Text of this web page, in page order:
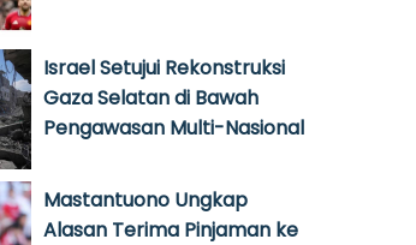
Israel Setujui Rekonstruksi
Gaza Selatan di Bawah
Pengawasan Multi-Nasional
Mastantuono Ungkap
Alasan Terima Pinjaman ke